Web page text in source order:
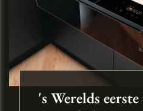
's Werelds